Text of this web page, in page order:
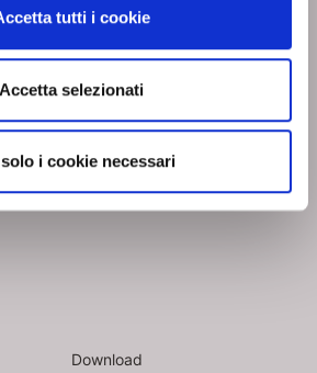
tutti i cookie
Accetta selezionati
i cookie necessari
Download